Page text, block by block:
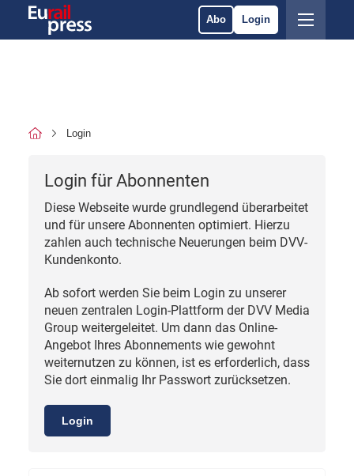
Abo Login
Login
Login für Abonnenten
Diese Webseite wurde grundlegend überarbeitet
und für unsere Abonnenten optimiert. Hierzu
zahlen auch technische Neuerungen beim DVV-
Kundenkonto.
Ab sofort werden Sie beim Login zu unserer
neuen zentralen Login-Plattform der DVV Media
Group weitergeleitet. Um dann das Online-
Angebot Ihres Abonnements wie gewohnt
weiternutzen zu können, ist es erforderlich, dass
Sie dort einmalig Ihr Passwort zurücksetzen.
Login